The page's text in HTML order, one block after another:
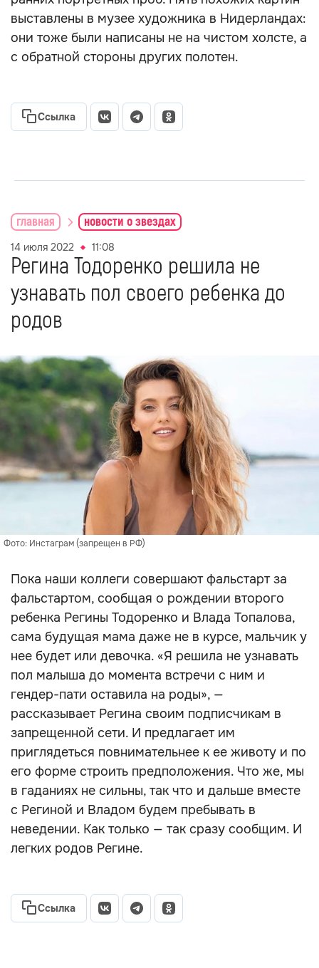
выставлены в музее художника в Нидерландах:
они тоже были написаны не на чистом холсте, а
с обратной стороны других полотен.
Ссылка
главная новости о звездах
14 июля 2022 11:08
Регина Тодоренко решила не
узнавать пол своего ребенка до
родов
Фото: Инстаграм (запрещен в РФ)
Пока наши коллеги совершают фальстарт за
фальстартом, сообщая о рождении второго
ребенка Регины Тодоренко и Влада Топалова,
сама будущая мама даже не в курсе, мальчик у
нее будет или девочка. «Я решила не узнавать
пол малыша до момента встречи с ним и
гендер-пати оставила на роды»‎, —
рассказывает Регина своим подписчикам в
запрещенной сети. И предлагает им
приглядеться повнимательнее к ее животу и по
его форме строить предположения. Что же, мы
в гаданиях не сильны, так что и дальше вместе
с Региной и Владом будем пребывать в
неведении. Как только — так сразу сообщим. И
легких родов Регине.
Ссылка